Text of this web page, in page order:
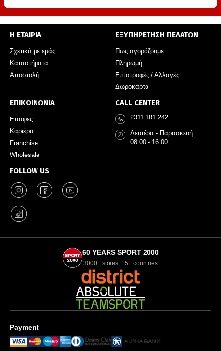
Η ΕΤΑΙΡΙΑ
Σχετικά με εμάς
Καταστήματα
Αποστολή
ΕΞΥΠΗΡΕΤΗΣΗ ΠΕΛΑΤΩΝ
Πως αγοράζουμε
Πληρωμή
Επιστροφές / Αλλαγές
Δωροκάρτα
ΕΠΙΚΟΙΝΩΝΙΑ
Επαφές
Καριέρα
Franchise
Wholesale
FOLLOW US
CALL CENTER
2311 181 242
Δευτέρα - Παρασκευή:
08:00 - 16:00
60 YEARS SPORT 2000
3000+ stores, 15+ countries
Payment